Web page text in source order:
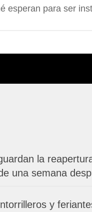
esperan para ser
la
una semana
y